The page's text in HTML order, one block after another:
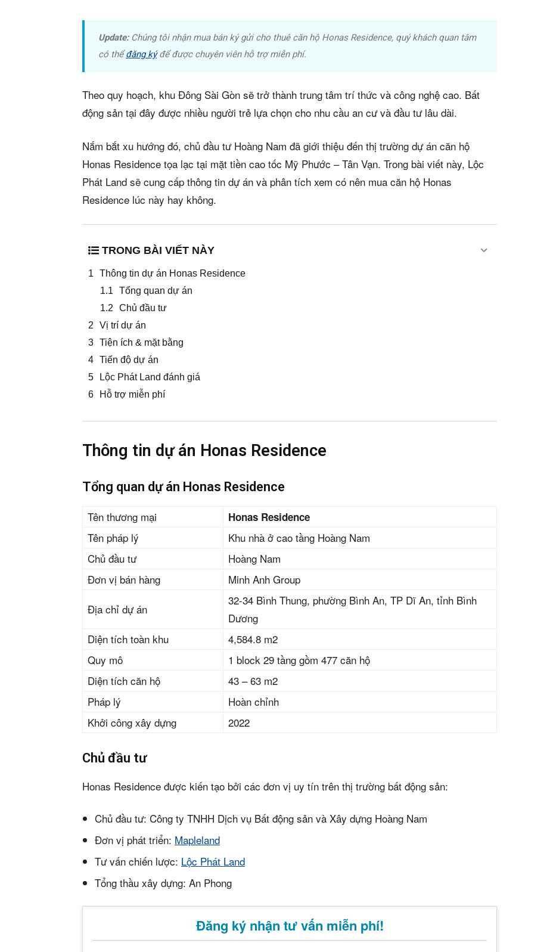
Phiên bản cập nhật V3
Dự án
Cho thuê
Thị trường
Liên hệ
Update:Chúng tôi nhận mua bán ký gửi cho thuê căn hộ Honas Residence, quý khách quan tâm
có thểđăng kýđể được chuyên viên hỗ trợ miễn phí.
Theo quy hoạch, khu Đông Sài Gòn sẽ trở thành trung tâm trí thức và công nghệ cao. Bất
động sản tại đây được nhiều người trẻ lựa chọn cho nhu cầu an cư và đầu tư lâu dài.
Nắm bắt xu hướng đó, chủ đầu tư Hoàng Nam đã giới thiệu đến thị trường dự án căn hộ
Honas Residence tọa lạc tại mặt tiền cao tốc Mỹ Phước – Tân Vạn. Trong bài viết này, Lộc
Phát Land sẽ cung cấp thông tin dự án và phân tích xem có nên mua căn hộ Honas
Residence lúc này hay không.
TRONG BÀI VIẾT NÀY
Thông tin dự án Honas Residence
Tổng quan dự án
Chủ đầu tư
Vị trí dự án
Tiện ích & mặt bằng
Tiến độ dự án
Lộc Phát Land đánh giá
Hỗ trợ miễn phí
Thông tin dự án Honas Residence
Tổng quan dự án Honas Residence
Tên thương mại
Honas Residence
Tên pháp lý
Khu nhà ở cao tầng Hoàng Nam
Chủ đầu tư
Hoàng Nam
Đơn vị bán hàng
Minh Anh Group
Địa chỉ dự án
32-34 Bình Thung, phường Bình An, TP Dĩ An, tỉnh Bình
Dương
Diện tích toàn khu
4,584.8 m2
Quy mô
1 block 29 tầng gồm 477 căn hộ
Diện tích căn hộ
43 – 63 m2
Pháp lý
Hoàn chỉnh
Khởi công xây dựng
2022
Chủ đầu tư
Honas Residence được kiến tạo bởi các đơn vị uy tín trên thị trường bất động sản:
Chủ đầu tư: Công ty TNHH Dịch vụ Bất động sản và Xây dựng Hoàng Nam
Đơn vị phát triển: Mapleland
Tư vấn chiến lược: Lộc Phát Land
Tổng thầu xây dựng: An Phong
Đăng ký nhận tư vấn miễn phí!